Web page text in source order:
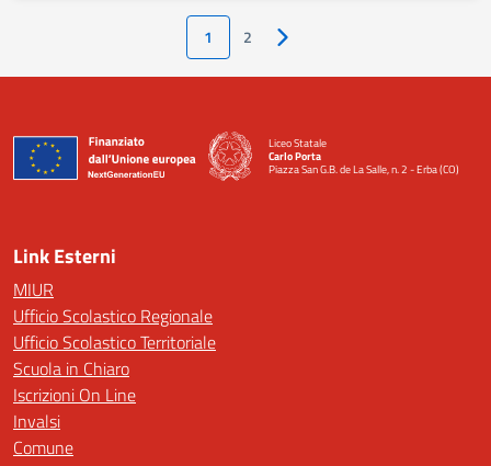
1 2 Pagina successiva
Liceo Statale
Carlo Porta
Piazza San G.B. de La Salle, n. 2 - Erba (CO)
— Visita la pagina iniziale della scuola
Link Esterni
MIUR
Ufficio Scolastico Regionale
Ufficio Scolastico Territoriale
Scuola in Chiaro
Iscrizioni On Line
Invalsi
Comune